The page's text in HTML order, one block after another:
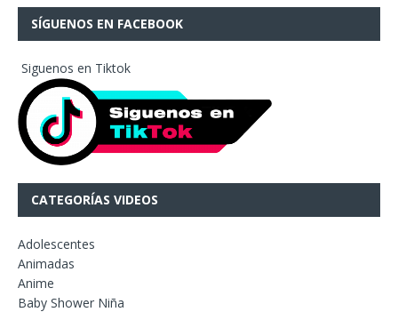
SÍGUENOS EN FACEBOOK
Siguenos en Tiktok
CATEGORÍAS VIDEOS
Adolescentes
Animadas
Anime
Baby Shower Niña